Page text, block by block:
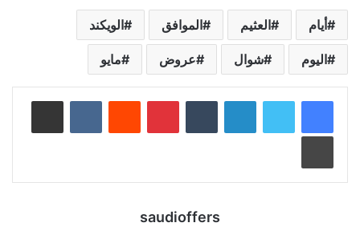
أيام العثيم الموافق الويكند
اليوم شوال عروض مايو
لينكدإن بينتيريست
saudioffers